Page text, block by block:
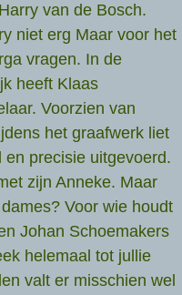
van de Bosch.
niet erg Maar voor het
vragen. In de
heeft Klaas
Voorzien van
het graafwerk liet
precisie uitgevoerd.
zijn Anneke. Maar
Voor wie houdt
Johan Schoemakers
helemaal tot jullie
valt er misschien wel